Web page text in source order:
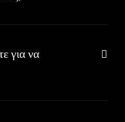
για να